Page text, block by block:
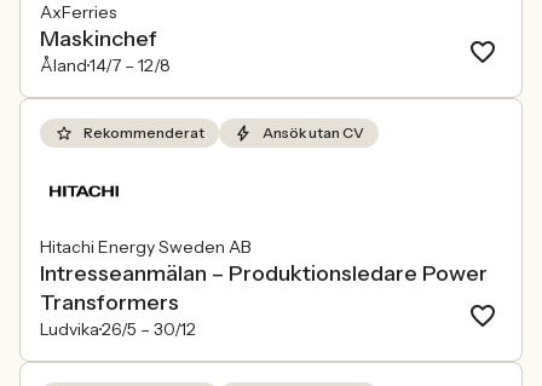
AxFerries
Maskinchef
Åland14/7 – 12/8
Rekommenderat Ansök utan CV
Hitachi Energy Sweden AB
Intresseanmälan – Produktionsledare Power
Transformers
Ludvika26/5 – 30/12